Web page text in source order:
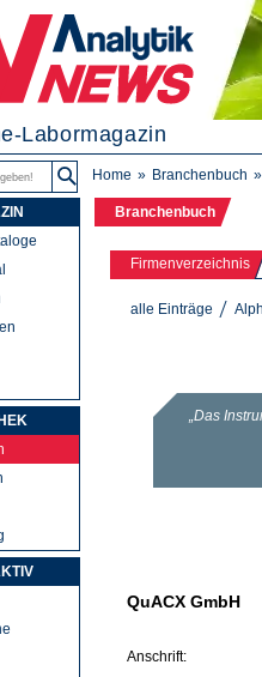
Labormagazin
Home Branchenbuch
Branchenbuch
Firmenverzeichnis
alle Einträge
QuACX GmbH
Anschrift: